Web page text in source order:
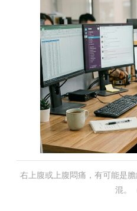
右上腹或上腹悶痛，有可能是
混。